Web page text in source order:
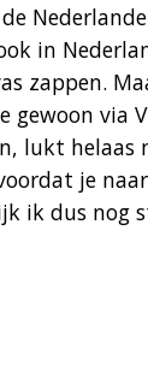
in
zappen.
gewoon via
lukt helaas
je
ik dus nog